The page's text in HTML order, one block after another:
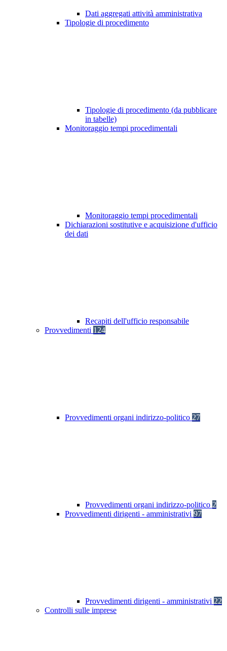
Dati aggregati attività amministrativa
Tipologie di procedimento
Tipologie di procedimento (da pubblicare
in tabelle)
Monitoraggio tempi procedimentali
Monitoraggio tempi procedimentali
Dichiarazioni sostitutive e acquisizione d'ufficio
dei dati
Recapiti dell'ufficio responsabile
Provvedimenti 124
Provvedimenti organi indirizzo-politico 27
Provvedimenti organi indirizzo-politico 2
Provvedimenti dirigenti - amministrativi 97
Provvedimenti dirigenti - amministrativi 22
Controlli sulle imprese